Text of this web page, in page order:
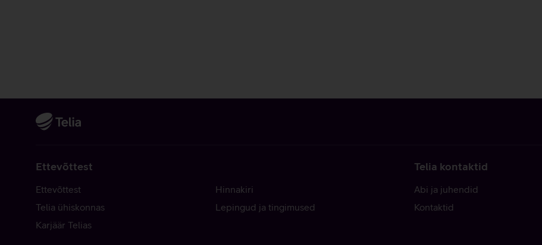
Ettevõttest
Ettevõttest
Telia ühiskonnas
Karjäär Telias
Hinnakiri
Lepingud ja tingimused
Telia kontaktid
Abi ja juhendid
Kontaktid